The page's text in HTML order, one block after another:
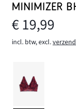
MINIMIZER
€ 19,99
incl. btw, excl.